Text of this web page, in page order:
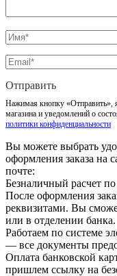
Отправить
Нажимая кнопку «Отправить»,
магазина и уведомлений о
политики конфиденциальности
Вы можете выбрать
оформления заказа на
почте:
Безналичный расчет по
После оформления
реквизитами. Вы
или в отделении банка.
Работаем по системе
— все документы
Оплата банковской
пришлем ссылку на